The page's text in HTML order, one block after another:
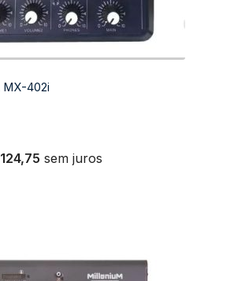
MX-402i
124,75 sem juros